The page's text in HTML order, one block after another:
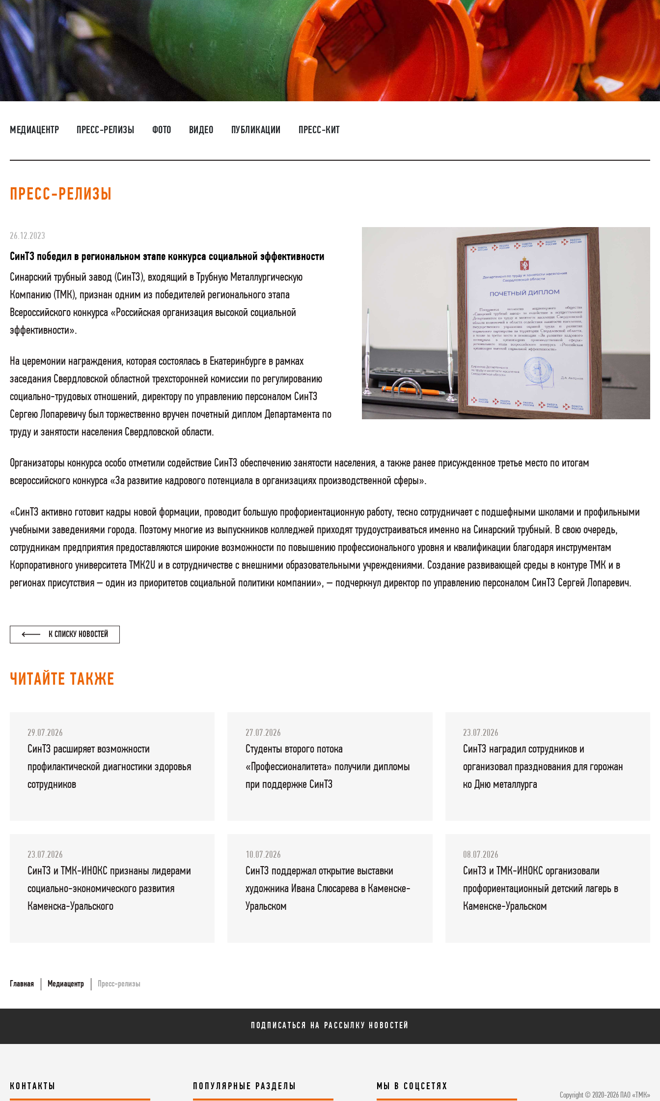
МЕДИАЦЕНТР ПРЕСС-РЕЛИЗЫ ФОТО ВИДЕО ПУБЛИКАЦИИ ПРЕСС-КИТ
ПРЕСС-РЕЛИЗЫ
26.12.2023
СинТЗ победил в региональном этапе конкурса социальной эффективности
Синарский трубный завод (СинТЗ), входящий в Трубную Металлургическую
Компанию (ТМК), признан одним из победителей регионального этапа
Всероссийского конкурса «Российская организация высокой социальной
эффективности».
На церемонии награждения, которая состоялась в Екатеринбурге в рамках
заседания Свердловской областной трехсторонней комиссии по регулированию
социально-трудовых отношений, директору по управлению персоналом СинТЗ
Сергею Лопаревичу был торжественно вручен почетный диплом Департамента по
труду и занятости населения Свердловской области.
Организаторы конкурса особо отметили содействие СинТЗ обеспечению занятости населения, а также ранее присужденное третье место по итогам
всероссийского конкурса «За развитие кадрового потенциала в организациях производственной сферы».
«СинТЗ активно готовит кадры новой формации, проводит большую профориентационную работу, тесно сотрудничает с подшефными школами и профильными
учебными заведениями города. Поэтому многие из выпускников колледжей приходят трудоустраиваться именно на Синарский трубный. В свою очередь,
сотрудникам предприятия предоставляются широкие возможности по повышению профессионального уровня и квалификации благодаря инструментам
Корпоративного университета ТМК2U и в сотрудничестве с внешними образовательными учреждениями. Создание развивающей среды в контуре ТМК и в
регионах присутствия – один из приоритетов социальной политики компании», – подчеркнул директор по управлению персоналом СинТЗ Сергей Лопаревич.
К СПИСКУ НОВОСТЕЙ
ЧИТАЙТЕ ТАКЖЕ
29.07.2026
СинТЗ расширяет возможности
профилактической диагностики здоровья
сотрудников
27.07.2026
Студенты второго потока
«Профессионалитета» получили дипломы
при поддержке СинТЗ
23.07.2026
СинТЗ наградил сотрудников и
организовал празднования для горожан
ко Дню металлурга
23.07.2026
СинТЗ и ТМК-ИНОКС признаны лидерами
социально-экономического развития
Каменска-Уральского
10.07.2026
СинТЗ поддержал открытие выставки
художника Ивана Слюсарева в Каменске-
Уральском
08.07.2026
СинТЗ и ТМК-ИНОКС организовали
профориентационный детский лагерь в
Каменске-Уральском
Главная Медиацентр Пресс-релизы
ПОДПИСАТЬСЯ НА РАССЫЛКУ НОВОСТЕЙ
КОНТАКТЫ ПОПУЛЯРНЫЕ РАЗДЕЛЫ МЫ В СОЦСЕТЯХ
Copyright © 2020-2026 ПАО «ТМК»